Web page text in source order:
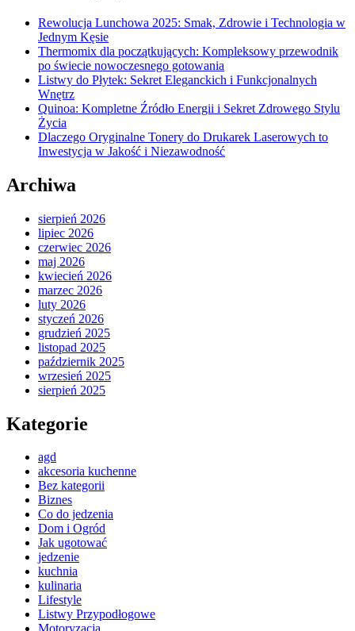
Rewolucja Lunchowa 2025: Smak, Zdrowie i Technologia w
Jednym Kęsie
Thermomix dla początkujących: Kompleksowy przewodnik
po świecie nowoczesnego gotowania
Listwy do Płytek: Sekret Eleganckich i Funkcjonalnych
Wnętrz
Quinoa: Kompletne Źródło Energii i Sekret Zdrowego Stylu
Życia
Dlaczego Oryginalne Tonery do Drukarek Laserowych to
Inwestycja w Jakość i Niezawodność
Archiwa
sierpień 2026
lipiec 2026
czerwiec 2026
maj 2026
kwiecień 2026
marzec 2026
luty 2026
styczeń 2026
grudzień 2025
listopad 2025
październik 2025
wrzesień 2025
sierpień 2025
Kategorie
agd
akcesoria kuchenne
Bez kategorii
Biznes
Co do jedzenia
Dom i Ogród
Jak ugotować
jedzenie
kuchnia
kulinaria
Lifestyle
Listwy Przypodłogowe